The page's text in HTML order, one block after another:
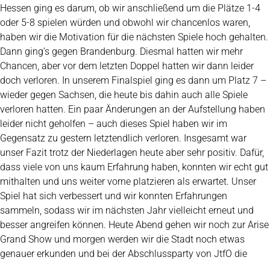
Hessen ging es darum, ob wir anschließend um die Plätze 1-4
oder 5-8 spielen würden und obwohl wir chancenlos waren,
haben wir die Motivation für die nächsten Spiele hoch gehalten.
Dann ging’s gegen Brandenburg. Diesmal hatten wir mehr
Chancen, aber vor dem letzten Doppel hatten wir dann leider
doch verloren. In unserem Finalspiel ging es dann um Platz 7 –
wieder gegen Sachsen, die heute bis dahin auch alle Spiele
verloren hatten. Ein paar Änderungen an der Aufstellung haben
leider nicht geholfen – auch dieses Spiel haben wir im
Gegensatz zu gestern letztendlich verloren. Insgesamt war
unser Fazit trotz der Niederlagen heute aber sehr positiv. Dafür,
dass viele von uns kaum Erfahrung haben, konnten wir echt gut
mithalten und uns weiter vorne platzieren als erwartet. Unser
Spiel hat sich verbessert und wir konnten Erfahrungen
sammeln, sodass wir im nächsten Jahr vielleicht erneut und
besser angreifen können. Heute Abend gehen wir noch zur Arise
Grand Show und morgen werden wir die Stadt noch etwas
genauer erkunden und bei der Abschlussparty von JtfO die